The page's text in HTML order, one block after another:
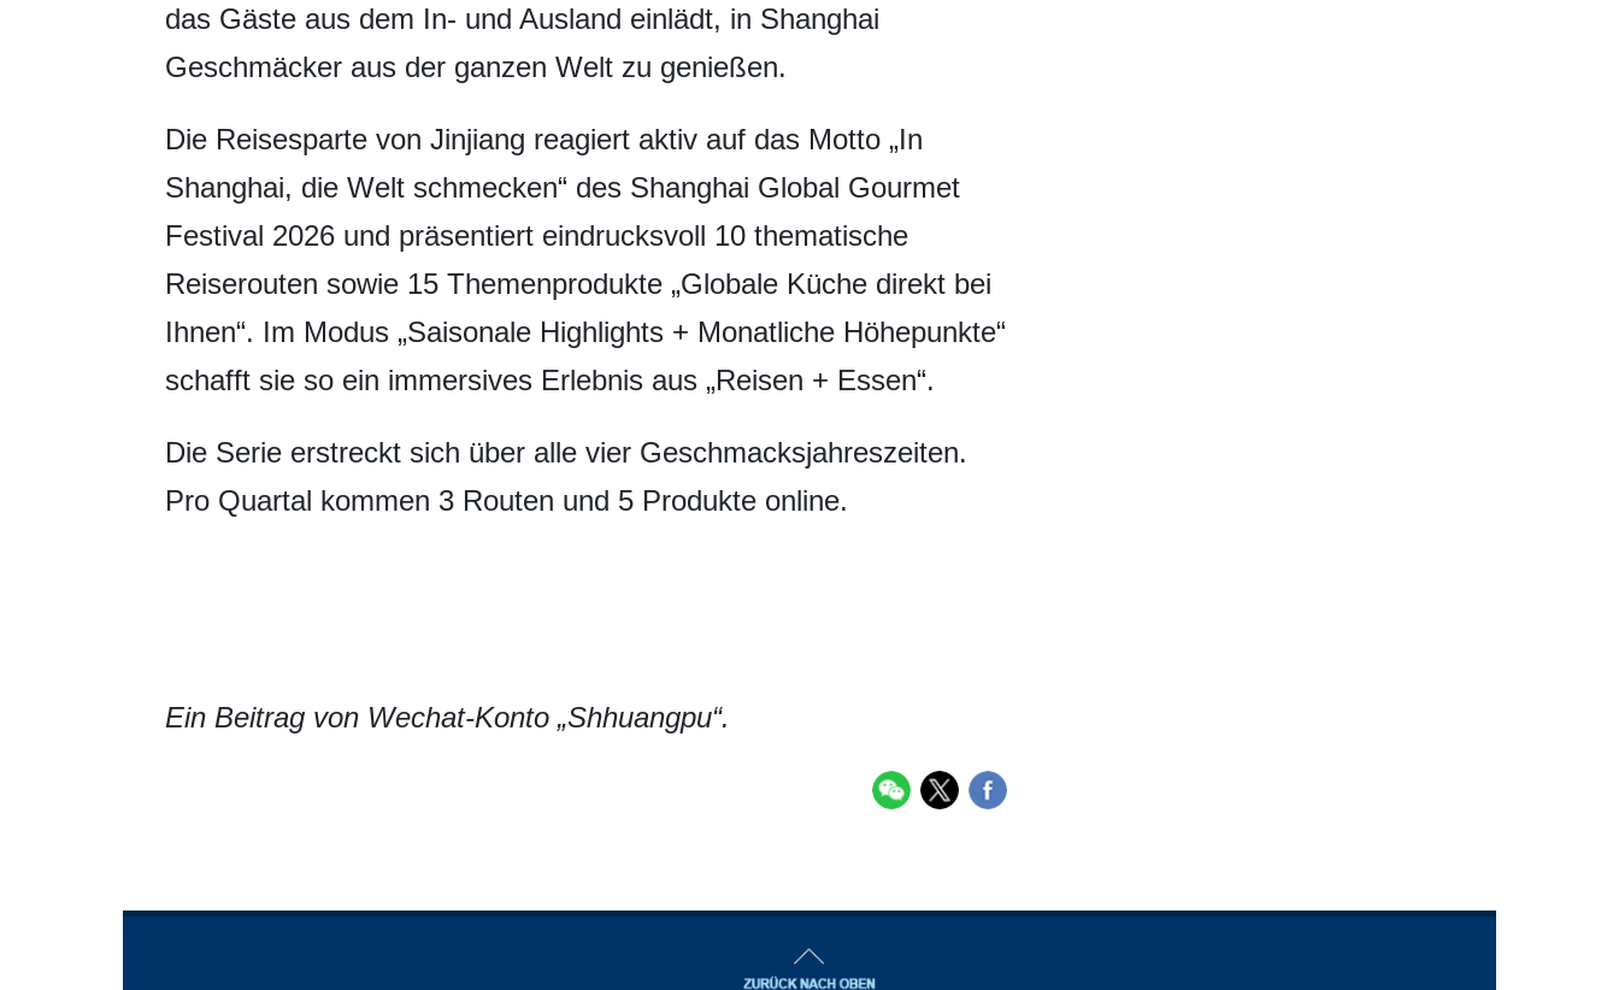
das Gäste aus dem In- und Ausland einlädt, in Shanghai
Geschmäcker aus der ganzen Welt zu genießen.
Die Reisesparte von Jinjiang reagiert aktiv auf das Motto „In
Shanghai, die Welt schmecken“ des Shanghai Global Gourmet
Festival 2026 und präsentiert eindrucksvoll 10 thematische
Reiserouten sowie 15 Themenprodukte „Globale Küche direkt bei
Ihnen“. Im Modus „Saisonale Highlights + Monatliche Höhepunkte“
schafft sie so ein immersives Erlebnis aus „Reisen + Essen“.
Die Serie erstreckt sich über alle vier Geschmacksjahreszeiten.
Pro Quartal kommen 3 Routen und 5 Produkte online.
Ein Beitrag von Wechat-Konto „Shhuangpu“.